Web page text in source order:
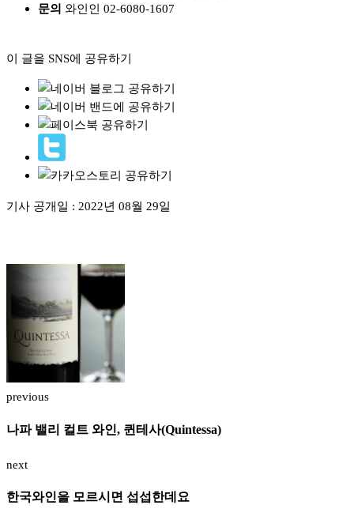
문의 와인인 02-6080-1607
이 글을 SNS에 공유하기
기사 공개일 : 2022년 08월 29일
previous
나파 밸리 컬트 와인, 퀸테사(Quintessa)
next
한국와인을 모르시면 섭섭한데요